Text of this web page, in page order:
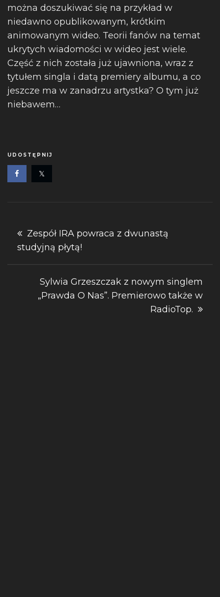
można doszukiwać się na przykład w
niedawno opublikowanym, krótkim
animowanym wideo. Teorii fanów na temat
ukrytych wiadomości w wideo jest wiele.
Część z nich została już ujawniona, wraz z
tytułem singla i datą premiery albumu, a co
jeszcze ma w zanadrzu artystka? O tym już
niebawem…
UDOSTĘPNIJ
Nawigacja
wpisu
Zespół IRA powraca z dwunastą
studyjną płytą!
Sylwia Grzeszczak z nowym singlem
„Prawda O Nas”. Premierowo także w
RadioTop.